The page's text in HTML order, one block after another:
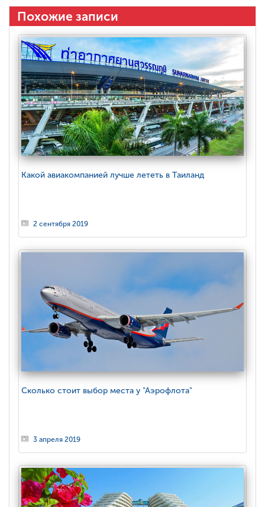
Похожие записи
Какой авиакомпанией лучше лететь в Таиланд
2 сентября 2019
Сколько стоит выбор места у "Аэрофлота"
3 апреля 2019